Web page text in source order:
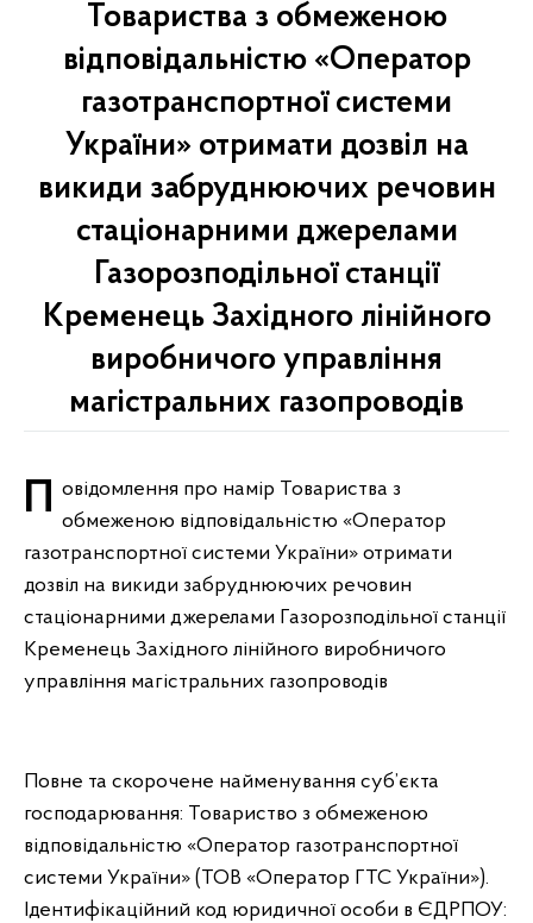
Товариства з обмеженою
відповідальністю «Оператор
газотранспортної системи
України» отримати дозвіл на
викиди забруднюючих речовин
стаціонарними джерелами
Газорозподільної станції
Кременець Західного лінійного
виробничого управління
магістральних газопроводів
Повідомлення про намір Товариства з обмеженою відповідальністю «Оператор
газотранспортної системи України» отримати
дозвіл на викиди забруднюючих речовин
стаціонарними джерелами Газорозподільної станції
Кременець Західного лінійного виробничого
управління магістральних газопроводів
Повне та скорочене найменування суб’єкта
господарювання: Товариство з обмеженою
відповідальністю «Оператор газотранспортної
системи України» (ТОВ «Оператор ГТС України»).
Ідентифікаційний код юридичної особи в ЄДРПОУ: